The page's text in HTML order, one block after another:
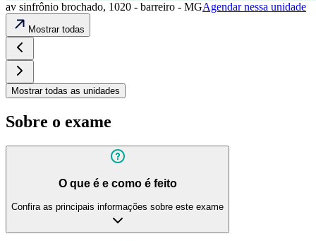
av sinfrônio brochado, 1020 - barreiro - MGAgendar nessa unidade
Mostrar todas
Mostrar todas as unidades
Sobre o exame
O que é e como é feito
Confira as principais informações sobre este exame